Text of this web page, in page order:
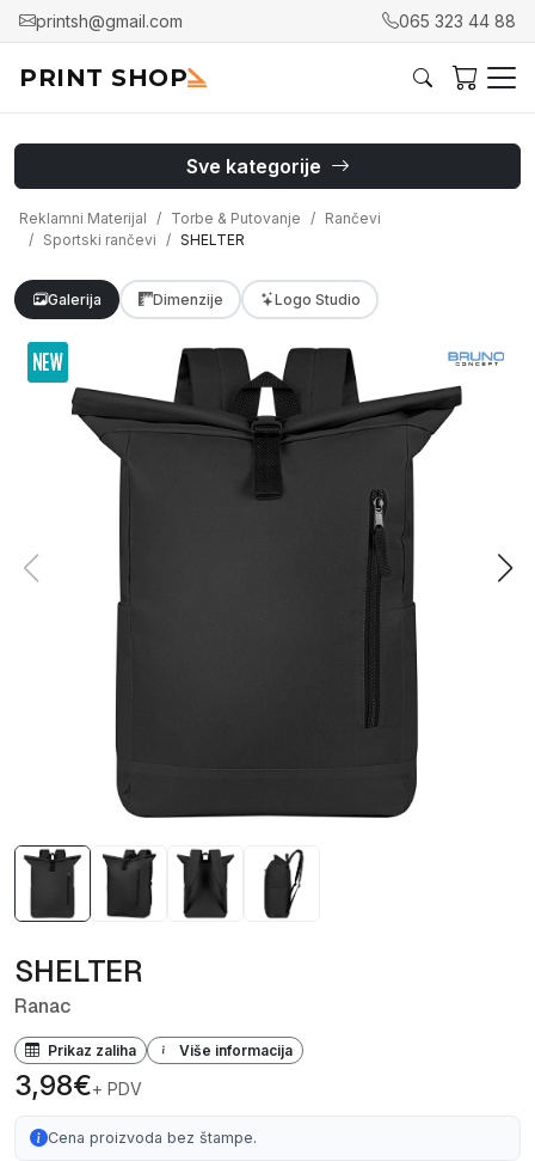
printsh@gmail.com 065 323 44 88
PRINT SHOP
Sve kategorije
Reklamni Materijal Torbe & Putovanje
Rančevi
Sportski rančevi
SHELTER
Galerija Dimenzije Logo Studio
SHELTER
Ranac
Prikaz zaliha Više informacija
3,98€+ PDV
Cena proizvoda bez štampe.